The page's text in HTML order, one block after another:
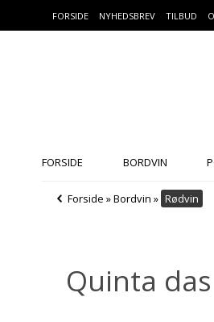
FORSIDE NYHEDSBREV TILBUD
FORSIDE BORDVIN
Forside »Bordvin » Rødvin
Quinta